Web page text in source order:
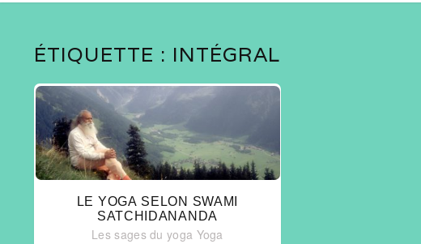
ÉTIQUETTE : INTÉGRAL
LE YOGA SELON SWAMI
SATCHIDANANDA
Les sages du yoga Yoga